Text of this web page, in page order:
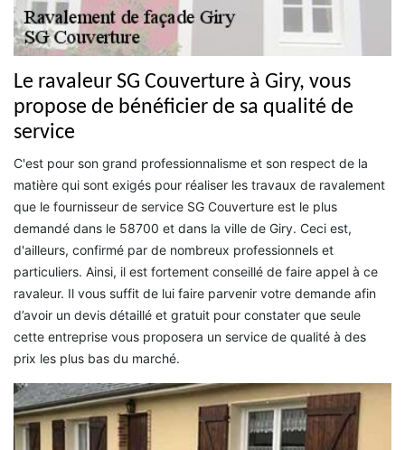
Le ravaleur SG Couverture à Giry, vous
propose de bénéficier de sa qualité de
service
C'est pour son grand professionnalisme et son respect de la
matière qui sont exigés pour réaliser les travaux de ravalement
que le fournisseur de service SG Couverture est le plus
demandé dans le 58700 et dans la ville de Giry. Ceci est,
d'ailleurs, confirmé par de nombreux professionnels et
particuliers. Ainsi, il est fortement conseillé de faire appel à ce
ravaleur. Il vous suffit de lui faire parvenir votre demande afin
d’avoir un devis détaillé et gratuit pour constater que seule
cette entreprise vous proposera un service de qualité à des
prix les plus bas du marché.